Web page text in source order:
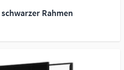
schwarzer Rahmen